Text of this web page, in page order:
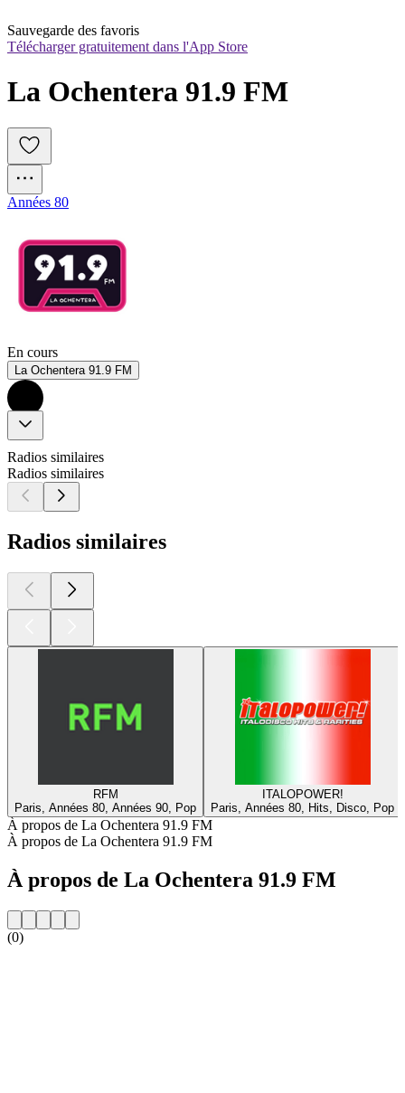
Sauvegarde des favoris
Télécharger gratuitement dans l'App Store
La Ochentera 91.9 FM
Années 80
En cours
La Ochentera 91.9 FM
Radios similaires
Radios similaires
Radios similaires
RFM
Paris, Années 80, Années 90, Pop
ITALOPOWER!
Paris, Années 80, Hits, Disco, Pop
À propos de La Ochentera 91.9 FM
À propos de La Ochentera 91.9 FM
À propos de La Ochentera 91.9 FM
(0)